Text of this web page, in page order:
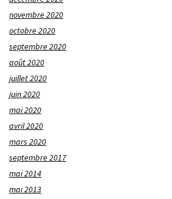
novembre 2020
octobre 2020
septembre 2020
août 2020
juillet 2020
juin 2020
mai 2020
avril 2020
mars 2020
septembre 2017
mai 2014
mai 2013